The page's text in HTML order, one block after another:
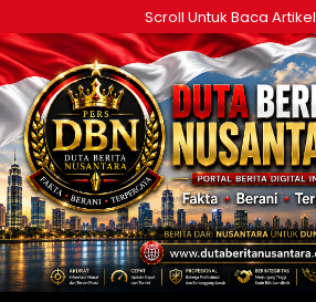
ke
konten
Scroll Untuk Baca Artikel